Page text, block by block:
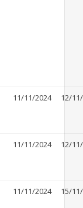
11/11/2024 12/
11/11/2024 12/
11/11/2024 15/